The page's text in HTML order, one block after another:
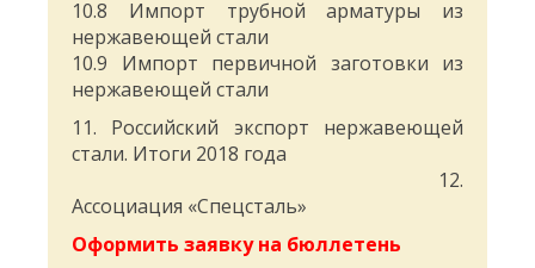
10.8 Импорт трубной арматуры из
нержавеющей стали
10.9 Импорт первичной заготовки из
нержавеющей стали
11. Российский экспорт нержавеющей
стали. Итоги 2018 года
12.
Ассоциация «Спецсталь»
Оформить заявку на бюллетень